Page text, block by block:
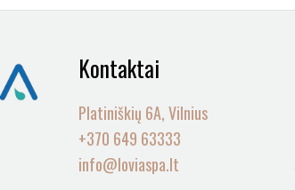
Kontaktai
Platiniškių 6A, Vilnius
+370 649 63333
info@loviaspa.lt